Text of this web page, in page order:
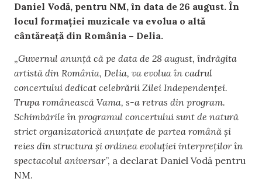
Daniel Vodă, pentru NM, în data de 26 august. În
locul formației muzicale va evolua o altă
cântăreață din România – Delia.
„Guvernul anunță că pe data de 28 august, îndrăgita
artistă din România, Delia, va evolua în cadrul
concertului dedicat celebrării Zilei Independenței.
Trupa românească Vama, s-a retras din program.
Schimbările în programul concertului sunt de natură
strict organizatorică anunțate de partea română și
reies din structura și ordinea evoluției interpreților în
spectacolul aniversar”, a declarat Daniel Vodă pentru
NM.